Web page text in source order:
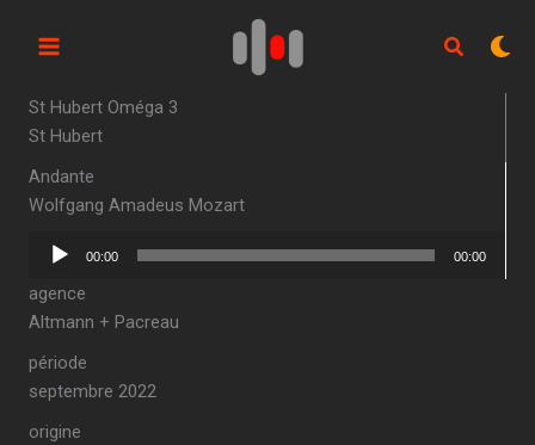
St Hubert Oméga 3
St Hubert
Andante
Wolfgang Amadeus Mozart
Lecteur
00:00 00:00
agence
Altmann + Pacreau
période
septembre 2022
origine